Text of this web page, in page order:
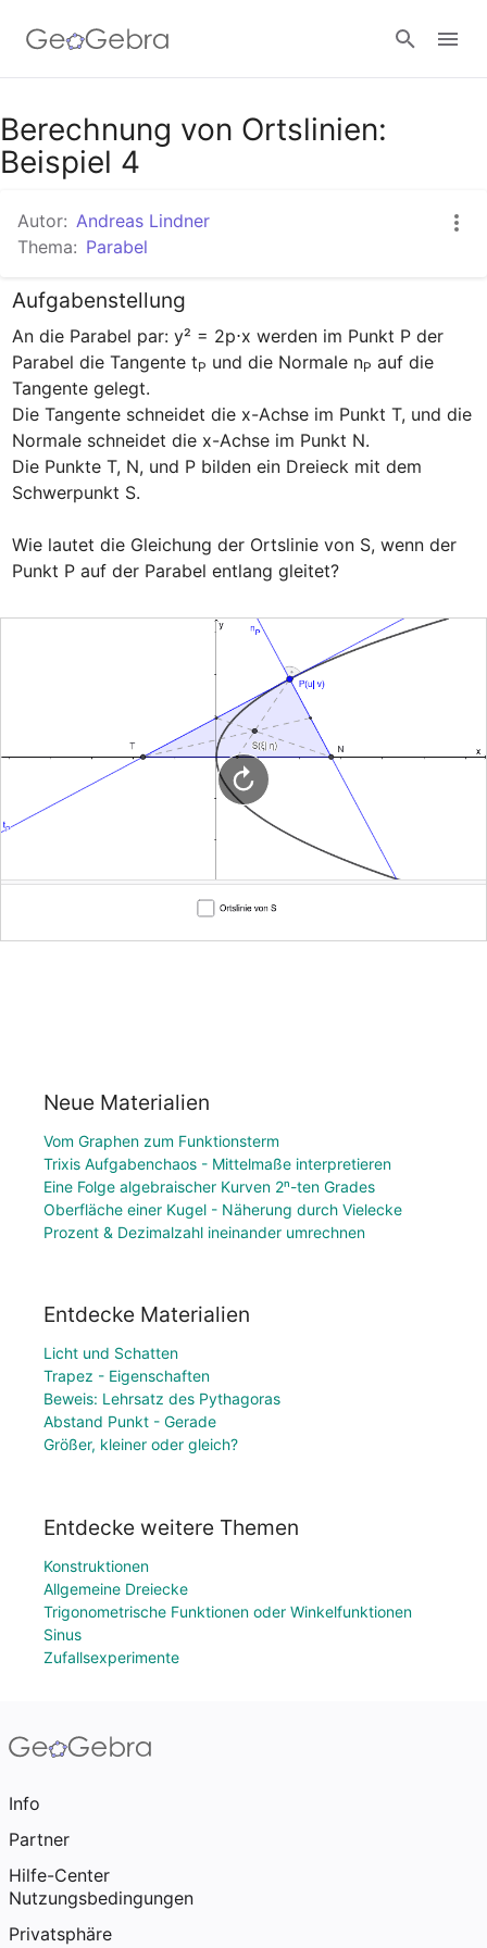
Google Classroom
Berechnung von Ortslinien:
Beispiel 4
Autor: Andreas Lindner
Thema: Parabel
Aufgabenstellung
An die Parabel par: y² = 2p⋅x werden im Punkt P der
Parabel die Tangente tP und die Normale nP auf die
Tangente gelegt.
Die Tangente schneidet die x-Achse im Punkt T, und die
Normale schneidet die x-Achse im Punkt N.
Die Punkte T, N, und P bilden ein Dreieck mit dem
Schwerpunkt S.
Wie lautet die Gleichung der Ortslinie von S, wenn der
Punkt P auf der Parabel entlang gleitet?
Neue Materialien
Vom Graphen zum Funktionsterm
Trixis Aufgabenchaos - Mittelmaße interpretieren
Eine Folge algebraischer Kurven 2ⁿ-ten Grades
Oberfläche einer Kugel - Näherung durch Vielecke
Prozent & Dezimalzahl ineinander umrechnen
Entdecke Materialien
Licht und Schatten
Trapez - Eigenschaften
Beweis: Lehrsatz des Pythagoras
Abstand Punkt - Gerade
Größer, kleiner oder gleich?
Entdecke weitere Themen
Konstruktionen
Allgemeine Dreiecke
Trigonometrische Funktionen oder Winkelfunktionen
Sinus
Zufallsexperimente
Info
Partner
Hilfe-Center
Nutzungsbedingungen
Privatsphäre